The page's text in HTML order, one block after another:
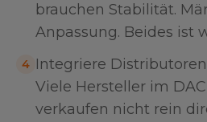
brauchen Stabilität.
Anpassung. Beides ist
4 Integriere
Viele Hersteller im
verkaufen nicht rein